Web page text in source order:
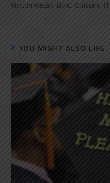
VincomRetail, BigC, Citicom,
YOU MIGHT ALSO LIKE